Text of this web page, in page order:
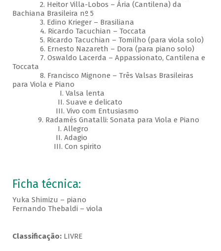
2. Heitor Villa-Lobos – Ária (Cantilena) da
Bachiana Brasileira nº 5
3. Edino Krieger – Brasiliana
4. Ricardo Tacuchian – Toccata
5. Ricardo Tacuchian – Tomilho (para viola solo)
6. Ernesto Nazareth – Dora (para piano solo)
7. Oswaldo Lacerda – Appassionato, Cantilena e
Toccata
8. Francisco Mignone – Três Valsas Brasileiras
para Viola e Piano
I. Valsa lenta
II. Suave e delicato
III. Vivo com Entusiasmo
9. Radamés Gnatalli: Sonata para Viola e Piano
I. Allegro
II. Adagio
III. Con spirito
Ficha técnica:
Yuka Shimizu – piano
Fernando Thebaldi – viola
Classificação:LIVRE